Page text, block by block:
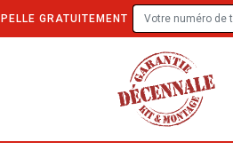
GRATUITEMENT